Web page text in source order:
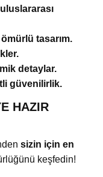
tasarım.
detaylar.
güvenilirlik.
HAZIR
sizin için en
keşfedin!